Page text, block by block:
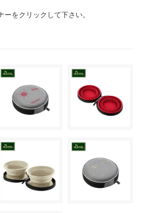
ーをクリックして下さい。